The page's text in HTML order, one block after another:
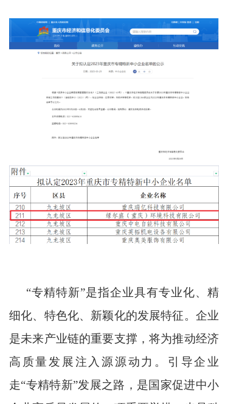
“专精特新”是指企业具有专业化、精
细化、特色化、新颖化的发展特征。企业
是未来产业链的重要支撑，将为推动经济
高质量发展注入源源动力。引导企业
走“专精特新”发展之路，是国家促进中小